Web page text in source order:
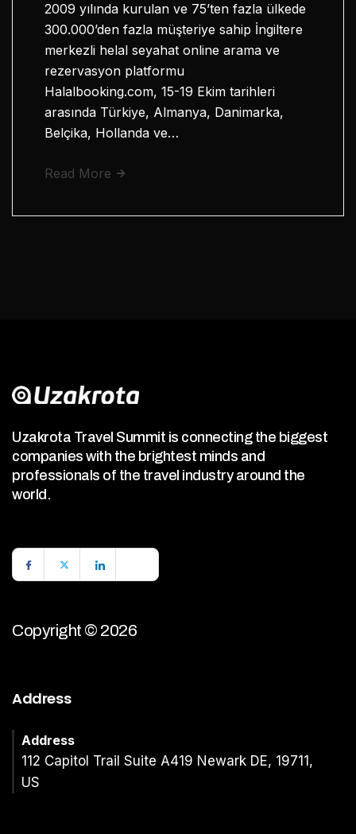
2009 yılında kurulan ve 75’ten fazla ülkede
300.000’den fazla müşteriye sahip İngiltere
merkezli helal seyahat online arama ve
rezervasyon platformu
Halalbooking.com, 15-19 Ekim tarihleri
arasında Türkiye, Almanya, Danimarka,
Belçika, Hollanda ve…
Read More
Uzakrota Travel Summit is connecting the biggest
companies with the brightest minds and
professionals of the travel industry around the
world.
Copyright © 2026
Address
Address
112 Capitol Trail Suite A419 Newark DE, 19711,
US